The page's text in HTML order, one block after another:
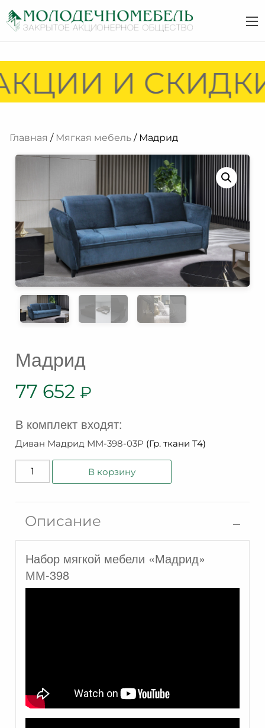
И
Главная / Мягкая мебель / Мадрид
Мадрид
77 652 ₽
В комплект входят:
Диван Мадрид ММ-398-03Р (Гр. ткани T4)
Количество
товара
В корзину
Описание
Набор мягкой мебели «Мадрид»
ММ-398